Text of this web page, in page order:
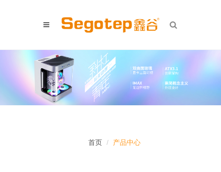
首页 产品中心